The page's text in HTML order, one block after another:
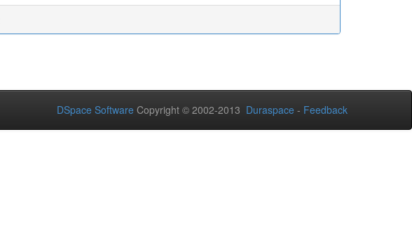
DSpace Software Copyright © 2002-2013 Duraspace - Feedback